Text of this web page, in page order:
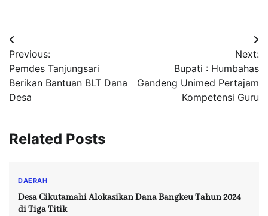
Post
navigation
Previous:
Pemdes Tanjungsari
Berikan Bantuan BLT Dana
Desa
Next:
Bupati : Humbahas
Gandeng Unimed Pertajam
Kompetensi Guru
Related Posts
DAERAH
Desa Cikutamahi Alokasikan Dana Bangkeu Tahun 2024
di Tiga Titik